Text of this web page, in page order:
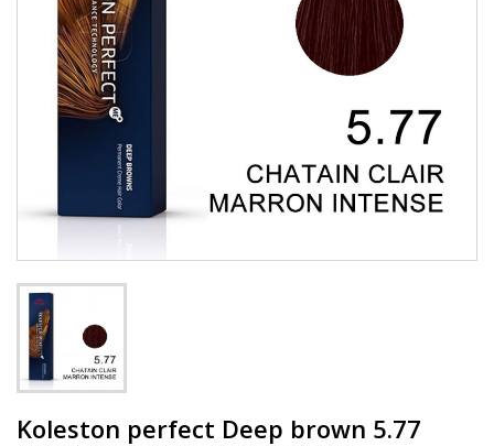
Koleston perfect Deep brown 5.77